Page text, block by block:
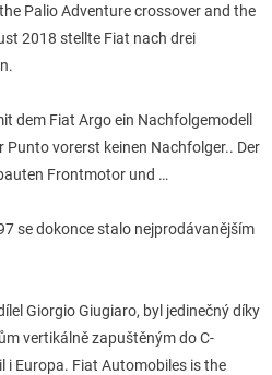
Palio Adventure crossover and the
2018 stellte Fiat nach drei
dem Fiat Argo ein Nachfolgemodell
Punto vorerst keinen Nachfolger.. Der
Frontmotor und …
se dokonce stalo nejprodávanějším
Giorgio Giugiaro, byl jedinečný díky
vertikálně zapuštěným do C-
i Europa. Fiat Automobiles is the